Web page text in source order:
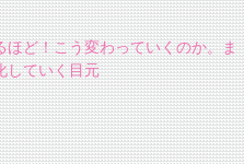
ほど！こう変わっていくのか。ま
していく目元